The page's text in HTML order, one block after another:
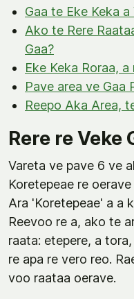
Gaa te Eke Keka
Ako te Rere
Gaa?
Eke Keka Roraa, a
Pave area ve Gaa
Reepo Aka Area,
Rere re Veke
Vareta ve pave 6 ve
Koretepeae re
Ara 'Koretepeae' a a
Reevoo re a, ako te
raata: etepere, a
re apa re vero reo.
voo raataa oerave.